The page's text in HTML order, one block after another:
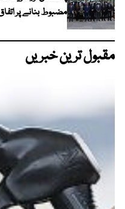
مضبوط بنانے پر
مقبول ترین خبریں